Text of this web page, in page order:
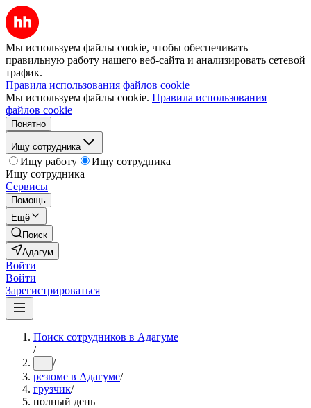
Мы используем файлы cookie, чтобы обеспечивать
правильную работу нашего веб-сайта и анализировать сетевой
трафик.
Правила использования файлов cookie
Мы используем файлы cookie. Правила использования
файлов cookie
Понятно
Ищу сотрудника
Ищу работу
Ищу сотрудника
Ищу сотрудника
Сервисы
Помощь
Ещё
Поиск
Адагум
Войти
Войти
Зарегистрироваться
Поиск сотрудников в Адагуме
/
... /
резюме в Адагуме/
грузчик/
полный день